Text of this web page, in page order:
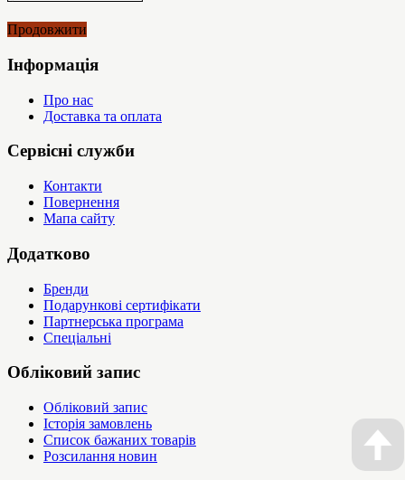
Продовжити
Інформація
Про нас
Доставка та оплата
Сервісні служби
Контакти
Повернення
Мапа сайту
Додатково
Бренди
Подарункові сертифікати
Партнерська програма
Спеціальні
Обліковий запис
Обліковий запис
Історія замовлень
Список бажаних товарів
Розсилання новин